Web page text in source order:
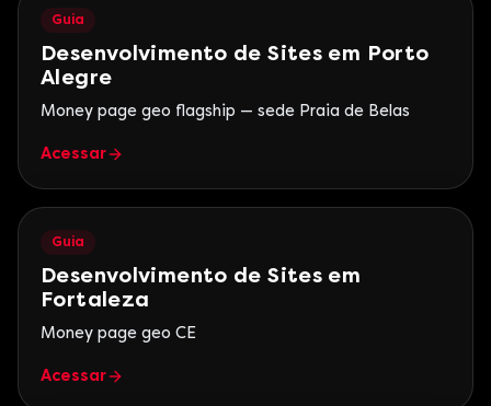
Guia
Desenvolvimento de Sites em Porto
Alegre
Money page geo flagship — sede Praia de Belas
Acessar
Guia
Desenvolvimento de Sites em
Fortaleza
Money page geo CE
Acessar